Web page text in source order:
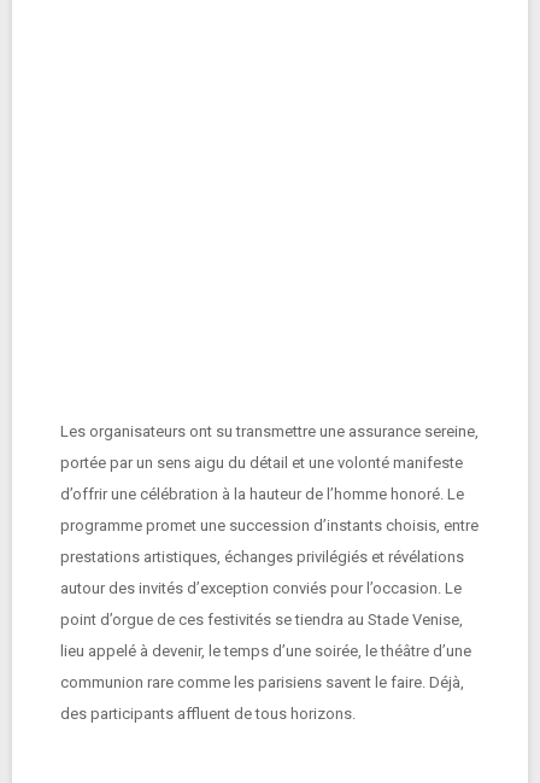
Les organisateurs ont su transmettre une assurance sereine,
portée par un sens aigu du détail et une volonté manifeste
d’offrir une célébration à la hauteur de l’homme honoré. Le
programme promet une succession d’instants choisis, entre
prestations artistiques, échanges privilégiés et révélations
autour des invités d’exception conviés pour l’occasion. Le
point d’orgue de ces festivités se tiendra au Stade Venise,
lieu appelé à devenir, le temps d’une soirée, le théâtre d’une
communion rare comme les parisiens savent le faire. Déjà,
des participants affluent de tous horizons.